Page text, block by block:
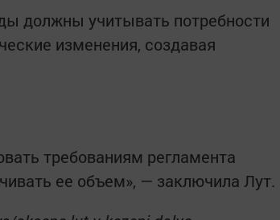
должны учитывать потребности
изменения, создавая
требованиям регламента
ее объем», — заключила Лут.